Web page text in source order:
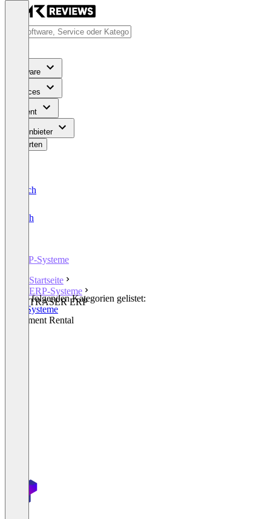
Software
Services
Content
Für Anbieter
Bewerten
Deutsch
English
ERP-Systeme
Startseite
ERP-Systeme
TRASER ERP
In den folgenden Kategorien gelistet:
ERP-Systeme
Equipment Rental